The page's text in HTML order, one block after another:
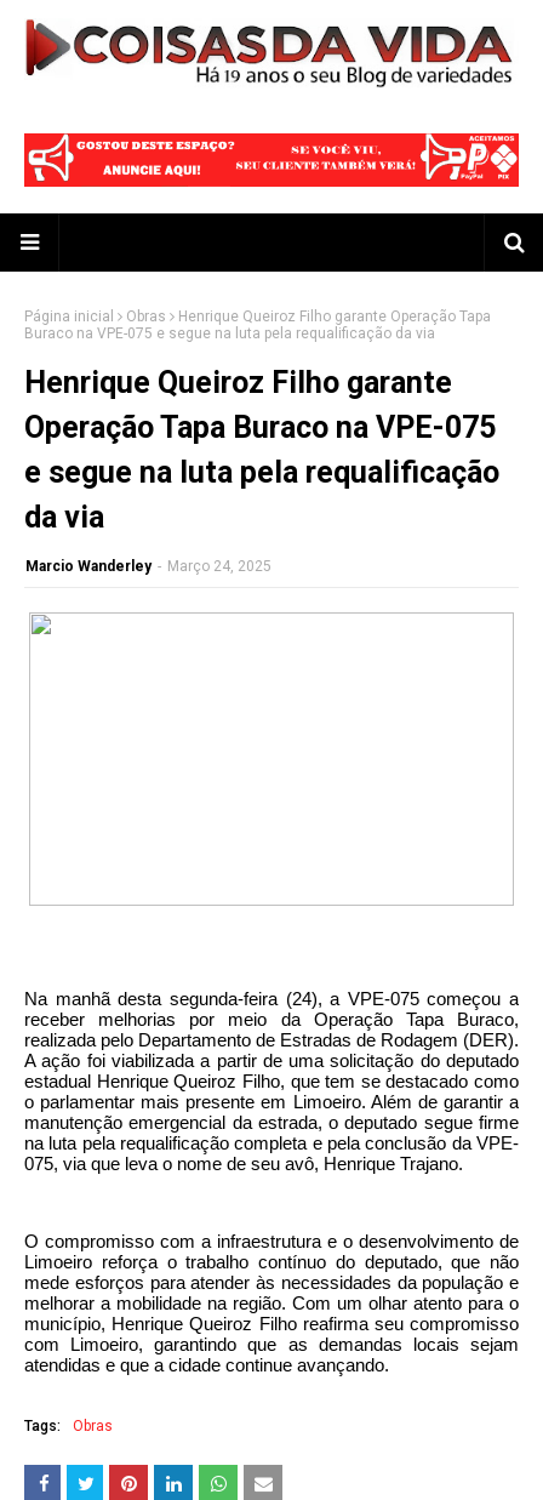
Página inicial Obras
Henrique Queiroz Filho garante Operação Tapa
Buraco na VPE-075 e segue na luta pela requalificação da via
Henrique Queiroz Filho garante
Operação Tapa Buraco na VPE-075
e segue na luta pela requalificação
da via
Marcio Wanderley - Março 24, 2025
Na manhã desta segunda-feira (24), a VPE-075 começou a
receber melhorias por meio da Operação Tapa Buraco,
realizada pelo Departamento de Estradas de Rodagem (DER).
A ação foi viabilizada a partir de uma solicitação do deputado
estadual Henrique Queiroz Filho, que tem se destacado como
o parlamentar mais presente em Limoeiro. Além de garantir a
manutenção emergencial da estrada, o deputado segue firme
na luta pela requalificação completa e pela conclusão da VPE-
075, via que leva o nome de seu avô, Henrique Trajano.
O compromisso com a infraestrutura e o desenvolvimento de
Limoeiro reforça o trabalho contínuo do deputado, que não
mede esforços para atender às necessidades da população e
melhorar a mobilidade na região. Com um olhar atento para o
município, Henrique Queiroz Filho reafirma seu compromisso
com Limoeiro, garantindo que as demandas locais sejam
atendidas e que a cidade continue avançando.
Tags: Obras